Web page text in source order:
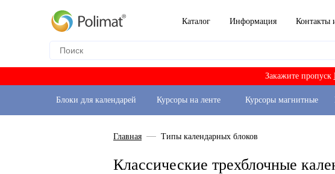
Каталог Информация Контакты
Закажите пропуск
Блоки для календарей Курсоры на ленте Курсоры магнитные
Главная Типы календарных блоков
Классические трехблочные